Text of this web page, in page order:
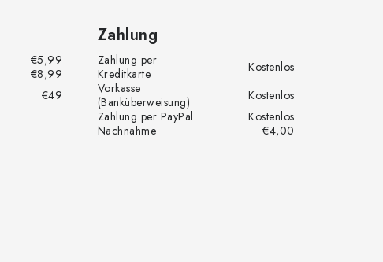
€5,99
€8,99
€49
Zahlung
Zahlung per
Kreditkarte
Kostenlos
Vorkasse
(Banküberweisung)
Kostenlos
Zahlung per PayPal
Kostenlos
Nachnahme
€4,00